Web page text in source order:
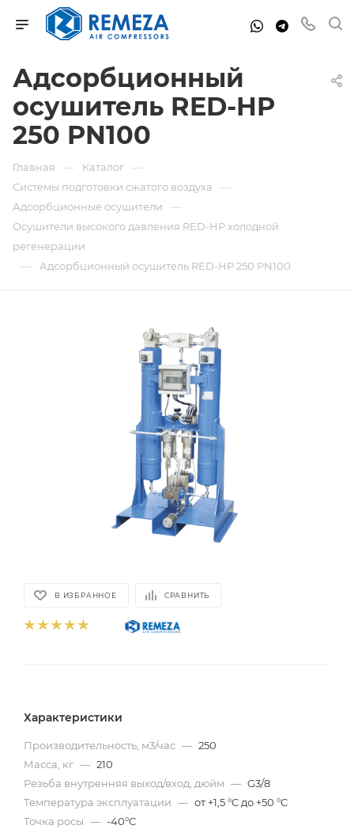
Адсорбционный
осушитель RED-HP
250 PN100
Главная — Каталог —
Системы подготовки сжатого воздуха —
Адсорбционные осушители —
Осушители высокого давления RED-HP холодной
регенерации
— Адсорбционный осушитель RED-HP 250 PN100
В ИЗБРАННОЕ СРАВНИТЬ
Характеристики
Производительность, м3/час — 250
Масса, кг — 210
Резьба внутренняя выход/вход, дюйм — G3/8
Температура эксплуатации — от +1,5 °C до +50 °C
Точка росы — -40°C